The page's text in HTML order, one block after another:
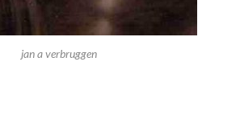
jan a verbruggen